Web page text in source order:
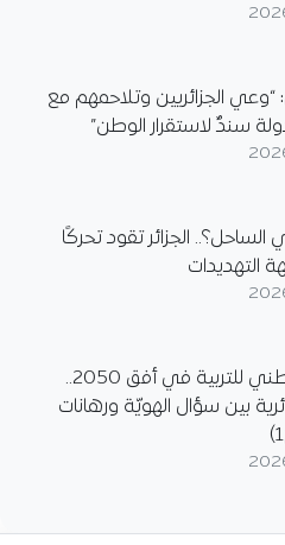
الجزائريين وتلاحمهم مع
سندٌ لاستقرار الوطن”
الجزائر تقود تحركًا
التهديدات
نحو ميثاق وطني للتربية في أفق 2050..
بين سؤال الهويّة ورهانات